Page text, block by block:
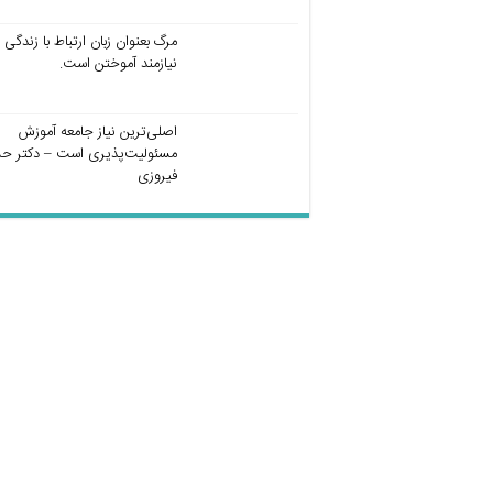
مرگ بعنوان زبان ارتباط با زندگی
نیازمند آموختن است.
اصلی‌ترین نیاز جامعه آموزش
مسئولیت‌پذیری است – دکتر
فیروزی